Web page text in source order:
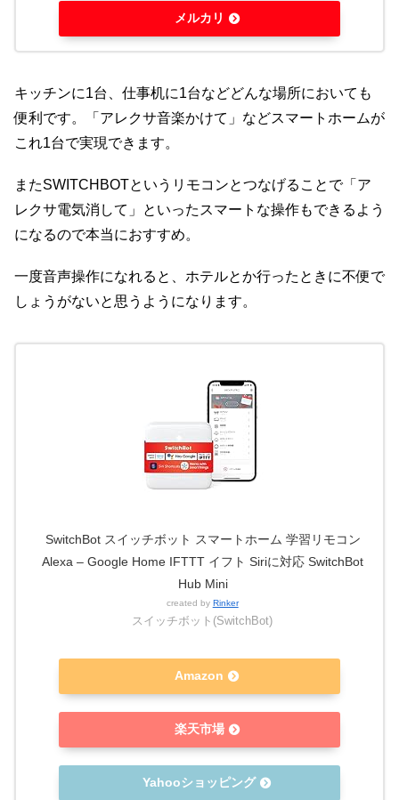
メルカリ
キッチンに1台、仕事机に1台などどんな場所においても
便利です。「アレクサ音楽かけて」などスマートホームが
これ1台で実現できます。
またSWITCHBOTというリモコンとつなげることで「ア
レクサ電気消して」といったスマートな操作もできるよう
になるので本当におすすめ。
一度音声操作になれると、ホテルとか行ったときに不便で
しょうがないと思うようになります。
SwitchBot スイッチボット スマートホーム 学習リモコン
Alexa – Google Home IFTTT イフト Siriに対応 SwitchBot
Hub Mini
created by Rinker
スイッチボット(SwitchBot)
Amazon
楽天市場
Yahooショッピング